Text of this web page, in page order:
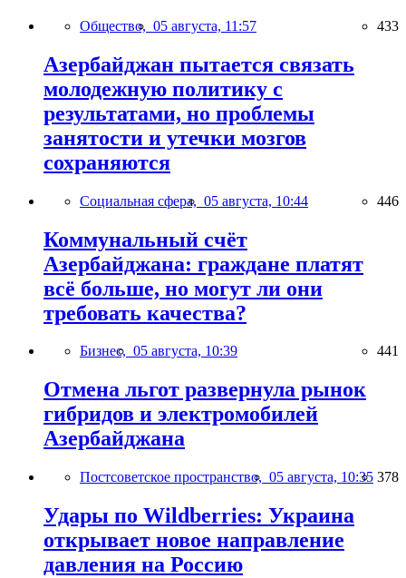
Общество, 05 августа, 11:57 433
Азербайджан пытается связать
молодежную политику с
результатами, но проблемы
занятости и утечки мозгов
сохраняются
Социальная сфера, 05 августа, 10:44 446
Коммунальный счёт
Азербайджана: граждане платят
всё больше, но могут ли они
требовать качества?
Бизнес, 05 августа, 10:39 441
Отмена льгот развернула рынок
гибридов и электромобилей
Азербайджана
Постсоветское пространство, 05 августа, 10:35 378
Удары по Wildberries: Украина
открывает новое направление
давления на Россию